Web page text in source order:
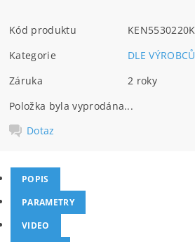
Kód produktu
KEN5530220K
Kategorie
DLE VÝROBCŮ
Záruka
2 roky
Položka byla vyprodána...
Dotaz
POPIS
PARAMETRY
VIDEO